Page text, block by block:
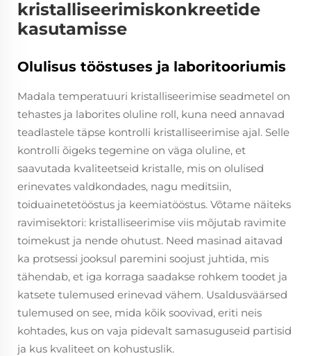
kristalliseerimiskonkreetide
kasutamisse
Olulisus tööstuses ja laboritooriumis
Madala temperatuuri kristalliseerimise seadmetel on
tehastes ja laborites oluline roll, kuna need annavad
teadlastele täpse kontrolli kristalliseerimise ajal. Selle
kontrolli õigeks tegemine on väga oluline, et
saavutada kvaliteetseid kristalle, mis on olulised
erinevates valdkondades, nagu meditsiin,
toiduainetetööstus ja keemiatööstus. Võtame näiteks
ravimisektori: kristalliseerimise viis mõjutab ravimite
toimekust ja nende ohutust. Need masinad aitavad
ka protsessi jooksul paremini soojust juhtida, mis
tähendab, et iga korraga saadakse rohkem toodet ja
katsete tulemused erinevad vähem. Usaldusväärsed
tulemused on see, mida kõik soovivad, eriti neis
kohtades, kus on vaja pidevalt samasuguseid partisid
ja kus kvaliteet on kohustuslik.